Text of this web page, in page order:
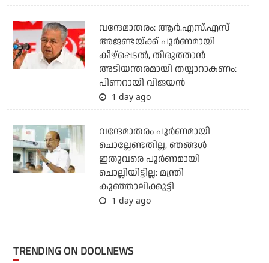
വന്ദേമാതരം: ആര്‍.എസ്.എസ്
അജണ്ടയ്ക്ക് പൂര്‍ണമായി
കീഴ്‌പ്പെടല്‍, തിരുത്താന്‍
അടിയന്തരമായി തയ്യാറാകണം:
പിണറായി വിജയന്‍
1 day ago
വന്ദേമാതരം പൂര്‍ണമായി
ചൊല്ലേണ്ടതില്ല, ഞങ്ങള്‍
ഇതുവരെ പൂര്‍ണമായി
ചൊല്ലിയിട്ടില്ല: മന്ത്രി
കുഞ്ഞാലിക്കുട്ടി
1 day ago
TRENDING ON DOOLNEWS